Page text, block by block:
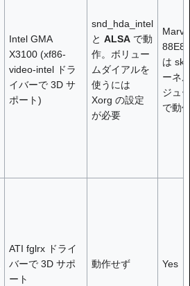
Intel GMA
X3100 (xf86-
video-intel ドラ
イバーで 3D サ
ポート)
snd_hda_intel
と ALSAで動
作。ボリュー
ムダイアルを
使うには
Xorg の設定
が必要
は
ーネ
ジュ
で動
ATI fglrx ドライ
バーで 3D サポ
ート
動作せず Yes